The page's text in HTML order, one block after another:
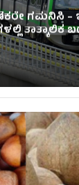
ಗಮನಿಸಿ –
ತಾತ್ಕಾಲಿಕ